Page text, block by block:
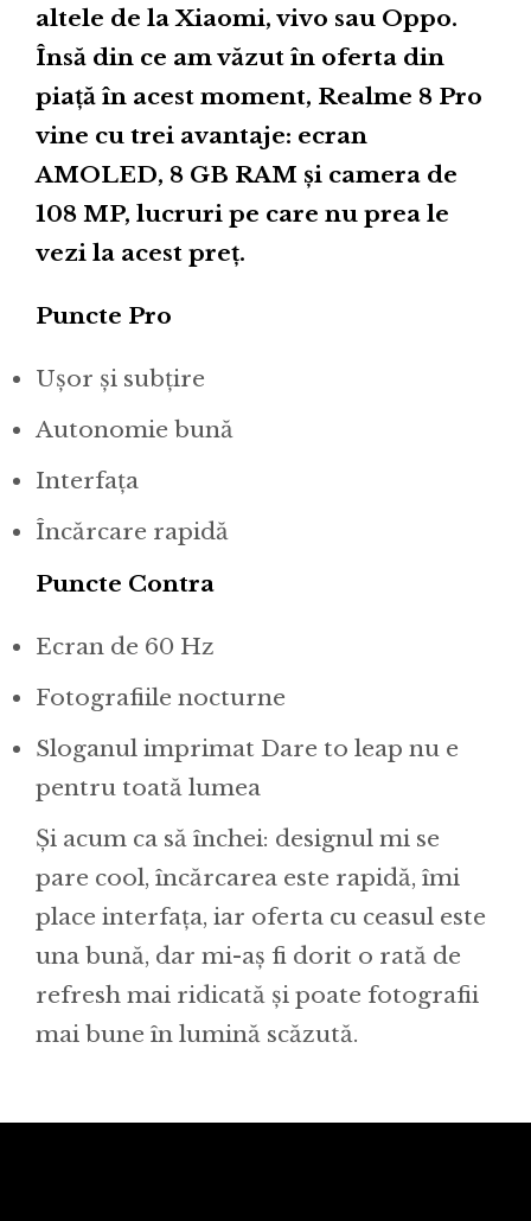
altele de la Xiaomi, vivo sau Oppo.
Însă din ce am văzut în oferta din
piață în acest moment, Realme 8 Pro
vine cu trei avantaje: ecran
AMOLED, 8 GB RAM și camera de
108 MP, lucruri pe care nu prea le
vezi la acest preț.
Puncte Pro
Ușor și subțire
Autonomie bună
Interfața
Încărcare rapidă
Puncte Contra
Ecran de 60 Hz
Fotografiile nocturne
Sloganul imprimat Dare to leap nu e
pentru toată lumea
Și acum ca să închei: designul mi se
pare cool, încărcarea este rapidă, îmi
place interfața, iar oferta cu ceasul este
una bună, dar mi-aș fi dorit o rată de
refresh mai ridicată și poate fotografii
mai bune în lumină scăzută.